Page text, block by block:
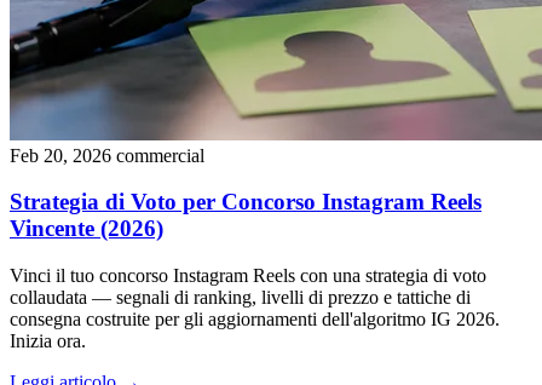
Feb 20, 2026 commercial
Strategia di Voto per Concorso Instagram Reels
Vincente (2026)
Vinci il tuo concorso Instagram Reels con una strategia di voto
collaudata — segnali di ranking, livelli di prezzo e tattiche di
consegna costruite per gli aggiornamenti dell'algoritmo IG 2026.
Inizia ora.